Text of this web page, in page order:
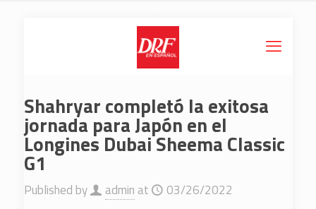
Shahryar completó la exitosa
jornada para Japón en el
Longines Dubai Sheema Classic
G1
Published by admin at
03/26/2022